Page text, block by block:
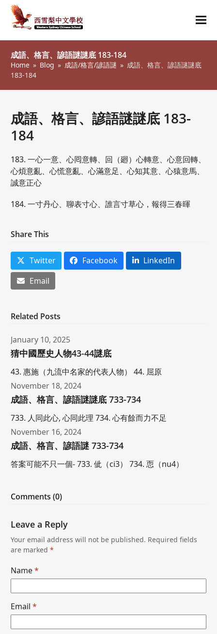
成語、格言、諺語謎謎底 183-184
Home » Blog » 成語/格言/諺語謎 » 成語、格言、諺語謎謎底
183-184
成語、格言、諺語謎謎底 183-
184
183. 一心一意、心囘意轉、回（廻）心轉意、心意回轉、
心煩意亂、心慌意亂、心滿意足、心知其意、心猿意馬、
誠意正心
184. 一寸丹心、聊表寸心、誰言寸草心，報得三春暉
Share This
Twitter Facebook
LinkedIn
Email
Related Posts
January 10, 2025
猜中國歷史人物43-44謎底
43. 惠施（九流中名家的代表人物） 44. 屈原
November 18, 2024
成語、格言、諺語謎謎底 733-734
733. 人同此心, 心同此理 734. 心有餘而力不足
November 16, 2024
成語、格言、諺語謎 733-734
答案可能不只一個- 733. 佌（ci3） 734. 恧（nu4）
Comments (0)
Leave a Reply
Your email address will not be published. Required fields
are marked*
Name*
Email*